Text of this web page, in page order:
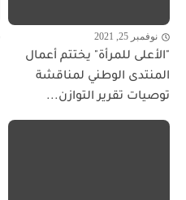
نوفمبر 25, 2021
"الأعلى للمرأة" يختتم أعمال
المنتدى الوطني لمناقشة
توصيات تقرير التوازن...